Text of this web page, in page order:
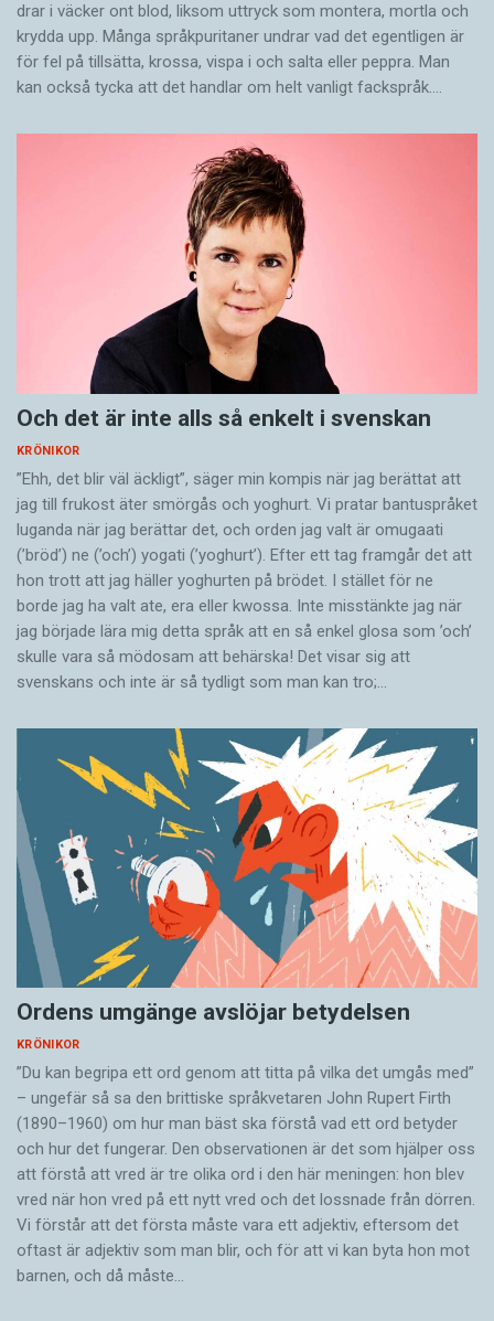
drar i väcker ont blod, liksom uttryck som montera, mortla och
krydda upp. Många språkpuritaner undrar vad det egentligen är
för fel på tillsätta, krossa, vispa i och salta eller peppra. Man
kan också tycka att det handlar om helt vanligt fackspråk.…
Och det är inte alls så enkelt i svenskan
KRÖNIKOR
”Ehh, det blir väl äckligt”, säger min kompis när jag berättat att
jag till frukost äter smörgås och yoghurt. Vi pratar bantuspråket
luganda när jag berättar det, och orden jag valt är omugaati
(’bröd’) ne (’och’) yogati (’yoghurt’). Efter ett tag framgår det att
hon trott att jag häller yoghurten på brödet. I stället för ne
borde jag ha valt ate, era eller kwossa. Inte misstänkte jag när
jag började lära mig detta språk att en så enkel glosa som ’och’
skulle vara så mödosam att behärska! Det visar sig att
svenskans och inte är så tydligt som man kan tro;…
Ordens umgänge avslöjar betydelsen
KRÖNIKOR
”Du kan begripa ett ord genom att titta på vilka det umgås med”
– ungefär så sa den brittiske språkvetaren John Rupert Firth
(1890–1960) om hur man bäst ska förstå vad ett ord betyder
och hur det fungerar. Den ­observationen är det som hjälper oss
att förstå att vred är tre olika ord i den här meningen: hon blev
vred när hon vred på ett nytt vred och det lossnade från dörren.
Vi förstår att det första måste vara ett adjektiv, eftersom det
oftast är adjektiv som man blir, och för att vi kan byta hon mot
barnen, och då måste…